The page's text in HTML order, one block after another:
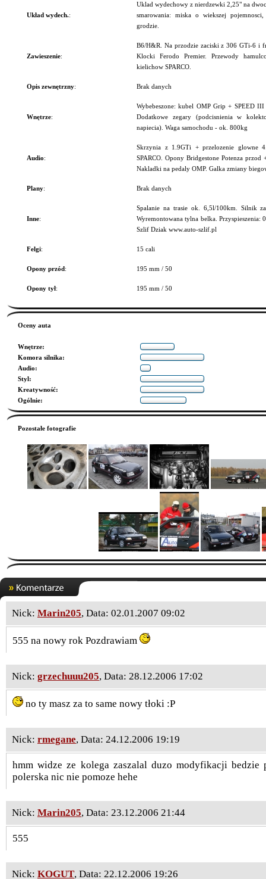
Układ wydech.:
Uklad wydechowy z nierdzewki 2,25" na
smarowania: miska o wiekszej
grodzie.
Zawieszenie:
B6/H&R. Na przodzie zaciski z 306 GTi-6 i
Klocki Ferodo Premier. Przewody
kielichow SPARCO.
Opis zewnętrzny: Brak danych
Wnętrze:
Wybebeszone: kubel OMP Grip + SPEED
Dodatkowe zegary (podcisnienia w
napiecia). Waga samochodu - ok. 800kg
Audio:
Skrzynia z 1.9GTi + przelozenie glowne
SPARCO. Opony Bridgestone Potenza
Nakladki na pedaly OMP. Galka zmiany
Plany: Brak danych
Inne:
Spalanie na trasie ok. 6,5l/100km. Silnik
Wyremontowana tylna belka.
Szlif Dziak www.auto-szlif.pl
Felgi: 15 cali
Opony przód: 195 mm / 50
Opony tył: 195 mm / 50
Oceny auta
Wnętrze:
Komora silnika:
Audio:
Styl:
Kreatywność:
Ogólnie:
Pozostałe fotografie
Nick: Marin205, Data: 02.01.2007 09:02
555 na nowy rok Pozdrawiam
Nick: grzechuuu205, Data: 28.12.2006 17:02
no ty masz za to same nowy tłoki :P
Nick: rmegane, Data: 24.12.2006 19:19
hmm widze ze kolega zaszalal duzo modyfikacji bedzie
polerska nic nie pomoze hehe
Nick: Marin205, Data: 23.12.2006 21:44
555
Nick: KOGUT, Data: 22.12.2006 19:26